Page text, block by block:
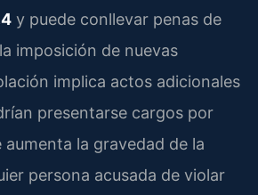
y puede conllevar penas de
imposición de nuevas
implica actos adicionales
presentarse cargos por
aumenta la gravedad de la
persona acusada de violar